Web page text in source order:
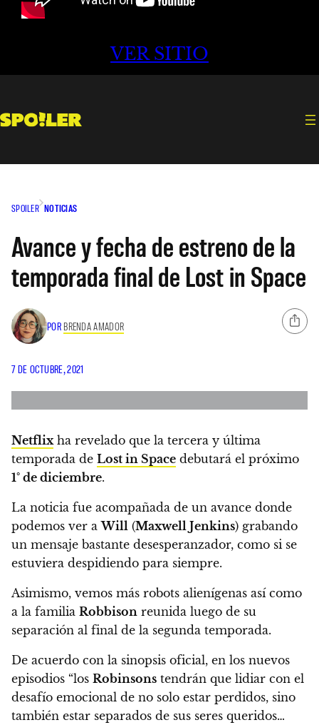
VER SITIO
SPOILER NOTICIAS
Avance y fecha de estreno de la
temporada final de Lost in Space
POR BRENDA AMADOR
7 DE OCTUBRE, 2021
Netflix ha revelado que la tercera y última
temporada de Lost in Space debutará el próximo
1° de diciembre.
La noticia fue acompañada de un avance donde
podemos ver aWill (Maxwell Jenkins) grabando
un mensaje bastante desesperanzador, como si se
estuviera despidiendo para siempre.
Asimismo, vemos más robots alienígenas así como
a la familia Robbison reunida luego de su
separación al final de la segunda temporada.
De acuerdo con la sinopsis oficial, en los nuevos
episodios “los Robinsons tendrán que lidiar con el
desafío emocional de no solo estar perdidos, sino
también estar separados de sus seres queridos…